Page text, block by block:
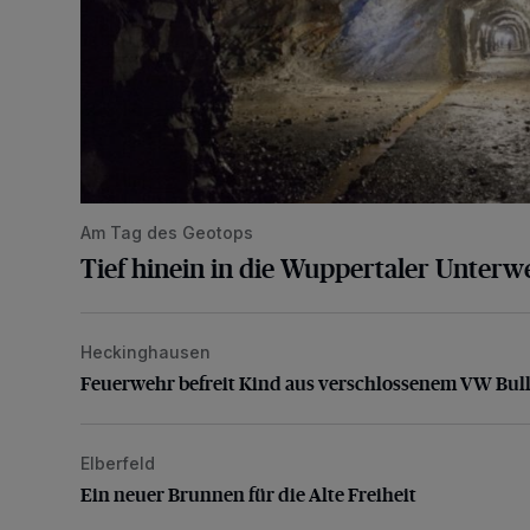
Am Tag des Geotops
Tief hinein in die Wuppertaler
Feuerwehr befreit Kind aus verschlossenem VW Bulli
Heckinghausen
Feuerwehr befreit Kind aus verschlossenem VW
Ein neuer Brunnen für die Alte Freiheit
Elberfeld
Ein neuer Brunnen für die Alte Freiheit